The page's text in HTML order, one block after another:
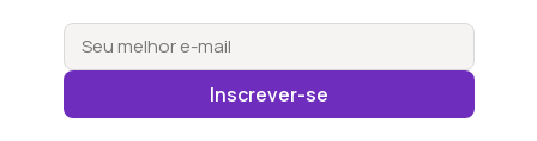
Inscrever-se